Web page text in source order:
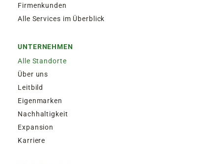
Firmenkunden
Alle Services im Überblick
UNTERNEHMEN
Alle Standorte
Über uns
Leitbild
Eigenmarken
Nachhaltigkeit
Expansion
Karriere